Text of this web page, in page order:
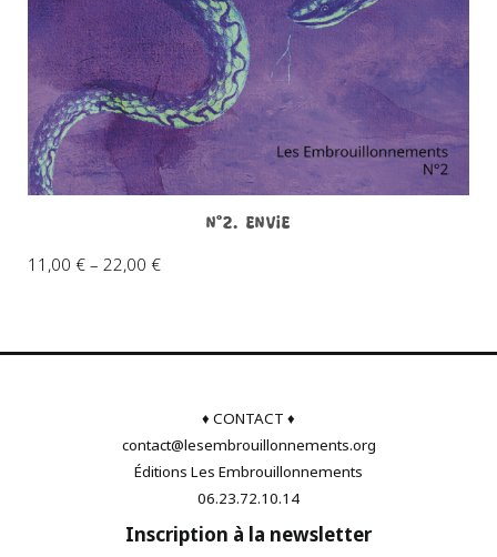
N°2. Envie
11,00 € – 22,00 €
♦ CONTACT ♦
contact@lesembrouillonnements.org
Éditions Les Embrouillonnements
06.23.72.10.14
Inscription à la newsletter